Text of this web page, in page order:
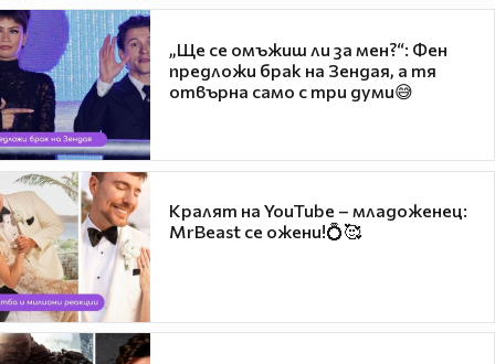
„Ще се омъжиш ли за мен?“: Фен
предложи брак на Зендая, а тя
отвърна само с три думи😅
Кралят на YouTube – младоженец:
MrBeast се ожени!💍🥰